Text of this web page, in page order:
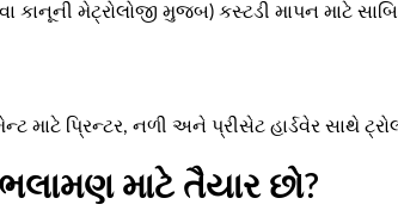
કાનૂની મેટ્રોલોજી મુજબ) કસ્ટડી માપન માટે
માટે પ્રિન્ટર, નળી અને પ્રીસેટ હાર્ડવેર સાથે
માટે તૈયાર છો?